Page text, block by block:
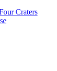
Craters